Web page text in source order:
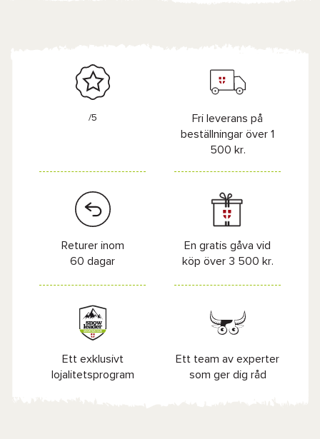
/5
Fri leverans på
beställningar över 1
500 kr.
Returer inom
60 dagar
En gratis gåva vid
köp över 3 500 kr.
Ett exklusivt
lojalitetsprogram
Ett team av experter
som ger dig råd